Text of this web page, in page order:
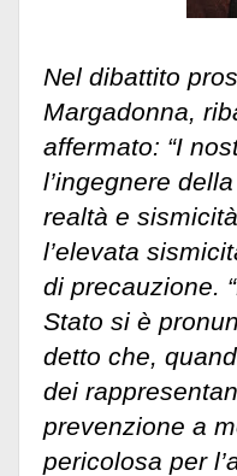
Nel dibattito
Margadonna,
affermato: “I
l’ingegnere
realtà e
l’elevata
di precauzione.
Stato si è
detto che,
dei
prevenzione a
pericolosa per